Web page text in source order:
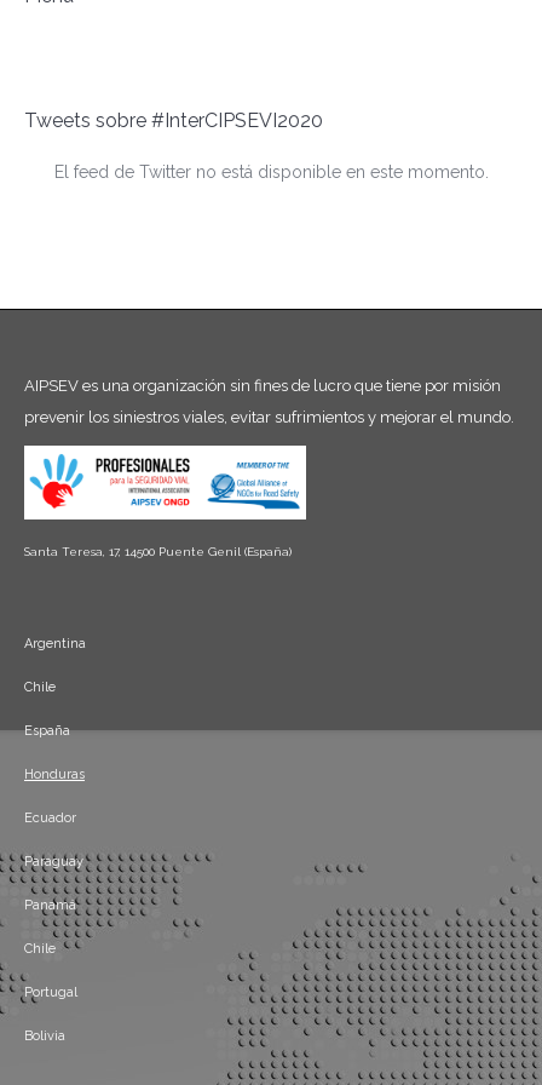
Tweets sobre #InterCIPSEVI2020
El feed de Twitter no está disponible en este momento.
AIPSEV es una organización sin fines de lucro que tiene por misión
prevenir los siniestros viales, evitar sufrimientos y mejorar el mundo.
Santa Teresa, 17, 14500 Puente Genil (España)
Argentina
Chile
España
Honduras
Ecuador
Paraguay
Panamá
Chile
Portugal
Bolivia